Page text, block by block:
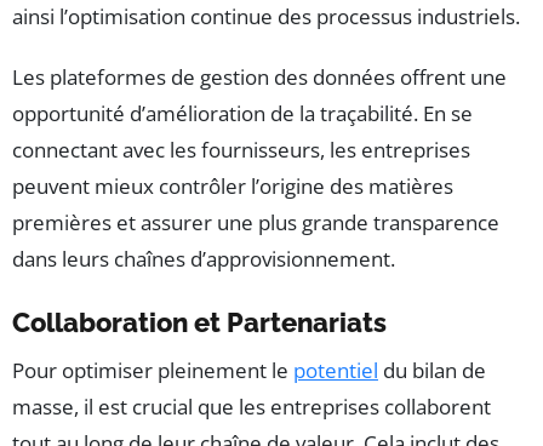
ainsi l’optimisation continue des processus industriels.
Les plateformes de gestion des données offrent une
opportunité d’amélioration de la traçabilité. En se
connectant avec les fournisseurs, les entreprises
peuvent mieux contrôler l’origine des matières
premières et assurer une plus grande transparence
dans leurs chaînes d’approvisionnement.
Collaboration et Partenariats
Pour optimiser pleinement le potentiel du bilan de
masse, il est crucial que les entreprises collaborent